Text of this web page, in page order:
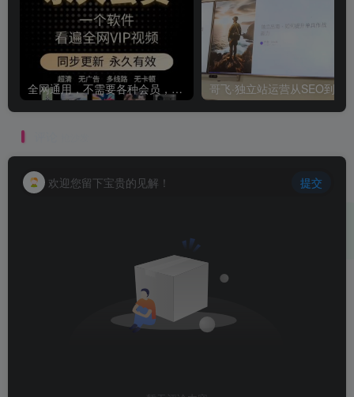
全网通用，不需要各种会员，再也不缺电影看！！
欢迎您留下宝贵的见解！ 提交